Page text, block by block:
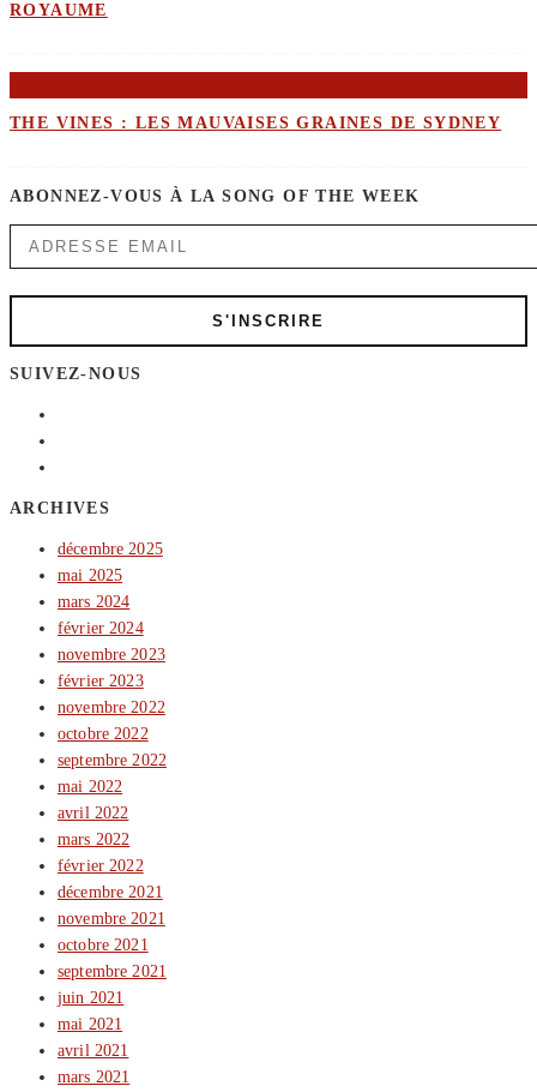
ROYAUME
THE VINES : LES MAUVAISES GRAINES DE SYDNEY
ABONNEZ-VOUS À LA SONG OF THE WEEK
SUIVEZ-NOUS
ARCHIVES
décembre 2025
mai 2025
mars 2024
février 2024
novembre 2023
février 2023
novembre 2022
octobre 2022
septembre 2022
mai 2022
avril 2022
mars 2022
février 2022
décembre 2021
novembre 2021
octobre 2021
septembre 2021
juin 2021
mai 2021
avril 2021
mars 2021